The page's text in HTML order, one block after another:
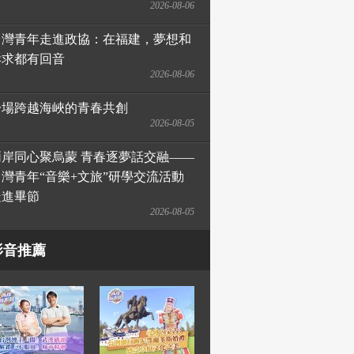
2026-08-06
青年走進政協：在福建，夢想和
都有回音
2026-08-06
跨越海峽的青春共創
2026-08-05
岸同心聚烏蒙 青春逐夢話交融——
青年“音樂+文旅”研學交流活動
畢節
2026-08-05
音推薦